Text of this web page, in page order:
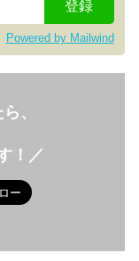
Powered by Mailwind
、
！／